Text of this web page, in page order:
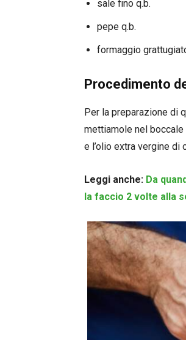
sale fino q.b.
pepe q.b.
formaggio
Procedimento
Per la preparazione di
mettiamole nel
e l’olio extra vergine di
Leggi anche: Da
la faccio 2 volte alla